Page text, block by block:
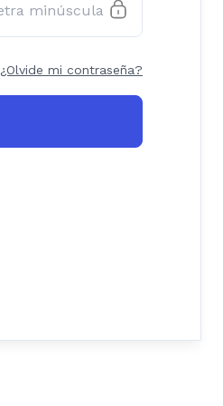
¿Olvide mi contraseña?